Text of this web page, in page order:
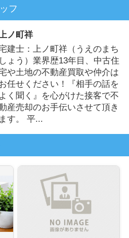
フ
ノ町祥
建士：上ノ町祥（うえのまち
しょう）業界歴13年目、中古住
や土地の不動産買取や仲介は
任せください！『相手の話を
よく聞く』を心がけた接客で不
産売却のお手伝いさせて頂き
ます。 平...